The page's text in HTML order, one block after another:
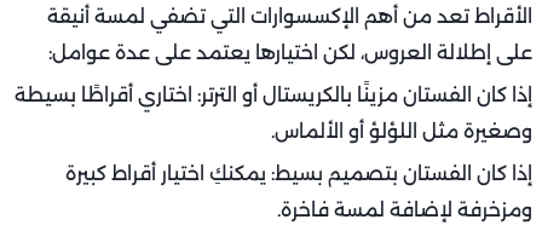
الأقراط تعد من أهم الإكسسوارات التي تضفي لمسة أنيقة
على إطلالة العروس، لكن اختيارها يعتمد على عدة عوامل:
إذا كان الفستان مزينًا بالكريستال أو الترتر: اختاري أقراطًا بسيطة
وصغيرة مثل اللؤلؤ أو الألماس.
إذا كان الفستان بتصميم بسيط: يمكنكِ اختيار أقراط كبيرة
ومزخرفة لإضافة لمسة فاخرة.